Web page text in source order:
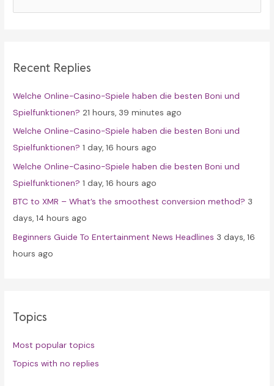
h
o
r
:
Recent Replies
Welche Online-Casino-Spiele haben die besten Boni und
Spielfunktionen? 21 hours, 39 minutes ago
Welche Online-Casino-Spiele haben die besten Boni und
Spielfunktionen? 1 day, 16 hours ago
Welche Online-Casino-Spiele haben die besten Boni und
Spielfunktionen? 1 day, 16 hours ago
BTC to XMR – What’s the smoothest conversion method? 3
days, 14 hours ago
Beginners Guide To Entertainment News Headlines 3 days, 16
hours ago
Topics
Most popular topics
Topics with no replies